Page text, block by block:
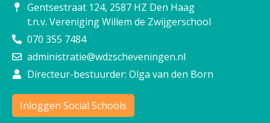
Gentsestraat 124, 2587 HZ Den Haag
t.n.v. Vereniging Willem de Zwijgerschool
070 355 7484
administratie@wdzscheveningen.nl
Directeur-bestuurder: Olga van den Born
Inloggen Social Schools